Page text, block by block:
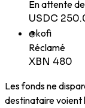
En attente
USDC
@kofi
Réclamé
XBN 480
Les fonds ne
destinataire voient